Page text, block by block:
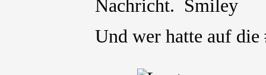
Nachricht.
Und wer hatte auf